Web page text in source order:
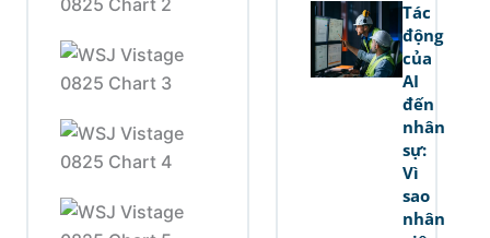
Tác
động
của
AI
đến
nhân
sự:
Vì
sao
nhân